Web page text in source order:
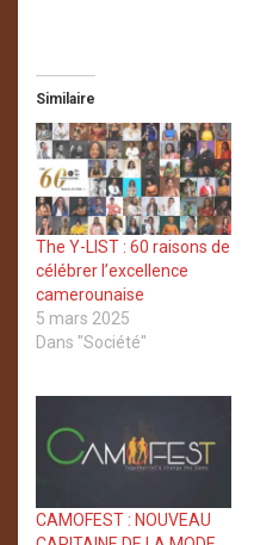
Similaire
The Y-LIST : 60 raisons de
célébrer l’excellence
camerounaise
5 mars 2025
Dans "Société"
CAMOFEST : NOUVEAU